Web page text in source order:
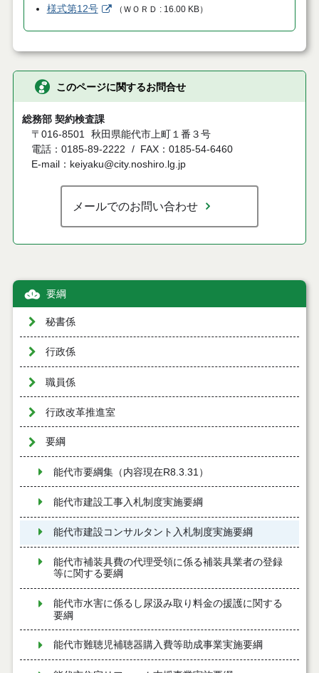
様式第12号 （ ＷＯＲＤ 16.00 KB）
このページに関するお問合せ
総務部 契約検査課
〒016-8501 秋田県能代市上町１番３号
電話：0185-89-2222
FAX：0185-54-6460
E-mail：keiyaku@city.noshiro.lg.jp
メールでのお問い合わせ
要綱
秘書係
行政係
職員係
行政改革推進室
要綱
能代市要綱集（内容現在R8.3.31）
能代市建設工事入札制度実施要綱
能代市建設コンサルタント入札制度実施要綱
能代市補装具費の代理受領に係る補装具業者の登録
等に関する要綱
能代市水害に係るし尿汲み取り料金の援護に関する
要綱
能代市難聴児補聴器購入費等助成事業実施要綱